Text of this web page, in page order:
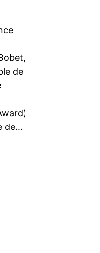
de
de…